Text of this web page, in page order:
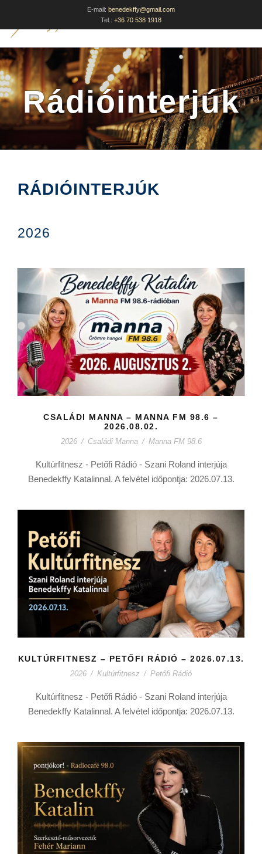
E-mail: benedekffy@gmail.com
Tel.: +36 70 538 1918
Rádióinterjúk
RÁDIÓINTERJÚK
2026
CSALÁDI MANNA – MANNA FM 98.6 –
2026.08.02.
2026 / Családi Manna / Manna FM 98.6
Kultúrfitnesz - Petőfi Rádió - Szani Roland interjúja
Benedekffy Katalinnal. A felvétel időpontja: 2026.07.13.
KULTÚRFITNESZ – PETŐFI RÁDIÓ – 2026.07.13.
2026 / Kultúrfitnesz / Petőfi Rádió
Kultúrfitnesz - Petőfi Rádió - Szani Roland interjúja
Benedekffy Katalinnal. A felvétel időpontja: 2026.07.13.